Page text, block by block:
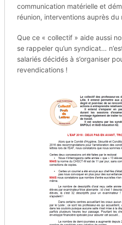
communication matérielle et
réunion, interventions auprès
Que ce « collectif » aide aussi
se rappeler qu’un syndicat…
salariés décidés à s’organiser
revendications !